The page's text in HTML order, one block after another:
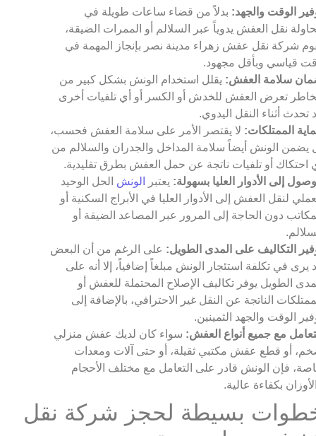
الوقت والجهد: بدلاً من قضاء ساعات طويلة في
نقل العفش يدوياً عبر السلالم أو الممرات الضيقة،
شركة نقل عفش زهراء مدينة نصر بإنجاز المهمة في
قياسي وبأقل مجهود.
سلامة العفش: يقلل استخدام الونش بشكل كبير من
تعرض العفش للخدش أو الكسر أو أي تلفيات أخرى
تحدث أثناء النقل اليدوي.
الممتلكات: لا يقتصر الأمر على سلامة العفش فحسب،
يضمن الونش أيضاً سلامة المداخل والجدران والسلالم من
احتكاك أو تلفيات ناتجة عن حمل العفش بطرق تقليدية.
إلى الأدوار العليا بسهولة: يعتبر الونش الحل الوحيد
لنقل العفش إلى الأدوار العليا في الأبراج السكنية أو
دون الحاجة إلى المرور عبر المصاعد الضيقة أو
التكاليف على المدى الطويل: على الرغم من أن البعض
يرى في تكلفة استئجار الونش مبلغاً إضافياً، إلا أنه على
الطويل يوفر تكاليف الإصلاح المحتملة للعفش أو
الناتجة عن النقل غير الاحترافي، بالإضافة إلى
الوقت والجهد الثمينين.
مع جميع أنواع العفش: سواء كان لديك عفش منزلي
أو قطع عفش مكتبي ثقيلة، أو حتى آلات ومعدات
فإن الونش قادر على التعامل مع مختلف الأحجام
بكفاءة عالية.
بسيطة لحجز شركة نقل